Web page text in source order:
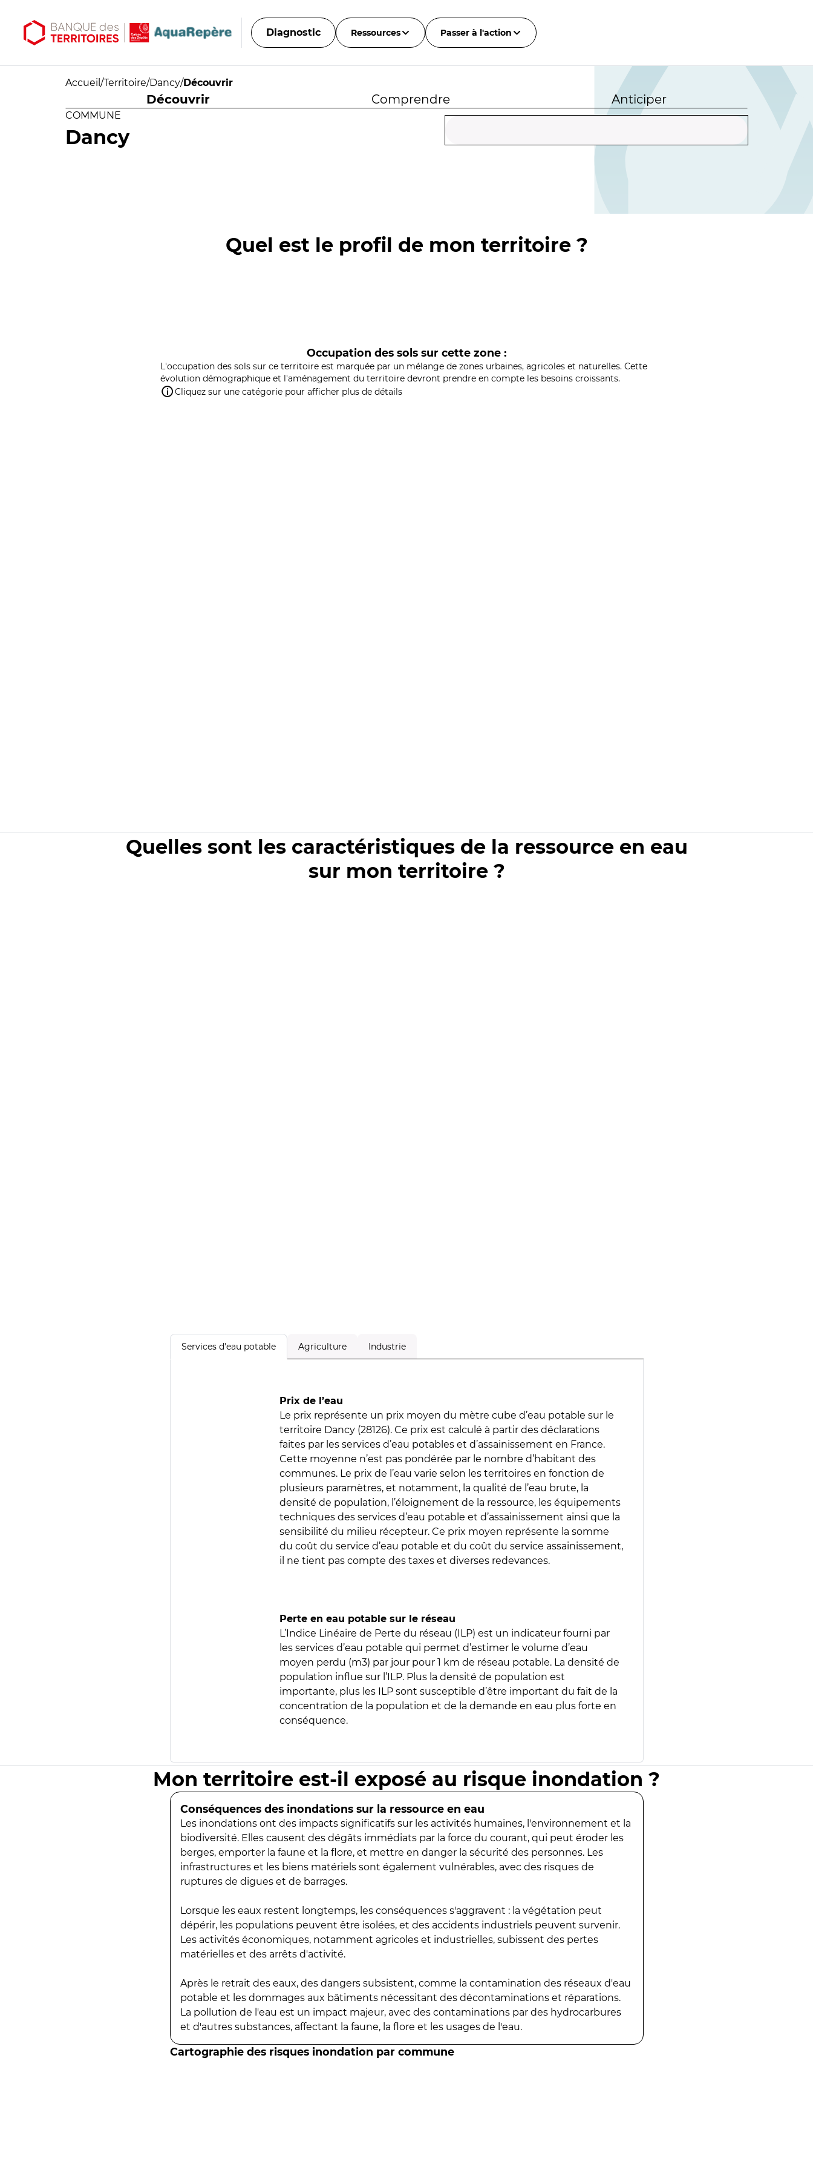
Diagnostic Ressources Passer à l'action
Accueil /Territoire/Dancy/Découvrir
Découvrir Comprendre Anticiper
COMMUNE
Dancy
Quel est le profil de mon territoire ?
Occupation des sols sur cette zone :
L'occupation des sols sur ce territoire est marquée par un mélange de zones urbaines, agricoles et naturelles. Cette
évolution démographique et l'aménagement du territoire devront prendre en compte les besoins croissants.
Cliquez sur une catégorie pour afficher plus de détails
Quelles sont les caractéristiques de la ressource en eau
sur mon territoire ?
Services d'eau potable Agriculture Industrie
Prix de l’eau
Le prix représente un prix moyen du mètre cube d’eau potable sur le
territoire Dancy (28126). Ce prix est calculé à partir des déclarations
faites par les services d’eau potables et d’assainissement en France.
Cette moyenne n’est pas pondérée par le nombre d’habitant des
communes. Le prix de l’eau varie selon les territoires en fonction de
plusieurs paramètres, et notamment, la qualité de l’eau brute, la
densité de population, l’éloignement de la ressource, les équipements
techniques des services d’eau potable et d’assainissement ainsi que la
sensibilité du milieu récepteur. Ce prix moyen représente la somme
du coût du service d’eau potable et du coût du service assainissement,
il ne tient pas compte des taxes et diverses redevances.
Perte en eau potable sur le réseau
L’Indice Linéaire de Perte du réseau (ILP) est un indicateur fourni par
les services d’eau potable qui permet d’estimer le volume d’eau
moyen perdu (m3) par jour pour 1 km de réseau potable. La densité de
population influe sur l’ILP. Plus la densité de population est
importante, plus les ILP sont susceptible d’être important du fait de la
concentration de la population et de la demande en eau plus forte en
conséquence.
Mon territoire est-il exposé au risque inondation ?
Conséquences des inondations sur la ressource en eau
Les inondations ont des impacts significatifs sur les activités humaines, l'environnement et la
biodiversité. Elles causent des dégâts immédiats par la force du courant, qui peut éroder les
berges, emporter la faune et la flore, et mettre en danger la sécurité des personnes. Les
infrastructures et les biens matériels sont également vulnérables, avec des risques de
ruptures de digues et de barrages.
Lorsque les eaux restent longtemps, les conséquences s'aggravent : la végétation peut
dépérir, les populations peuvent être isolées, et des accidents industriels peuvent survenir.
Les activités économiques, notamment agricoles et industrielles, subissent des pertes
matérielles et des arrêts d'activité.
Après le retrait des eaux, des dangers subsistent, comme la contamination des réseaux d'eau
potable et les dommages aux bâtiments nécessitant des décontaminations et réparations.
La pollution de l'eau est un impact majeur, avec des contaminations par des hydrocarbures
et d'autres substances, affectant la faune, la flore et les usages de l'eau.
Cartographie des risques inondation par commune